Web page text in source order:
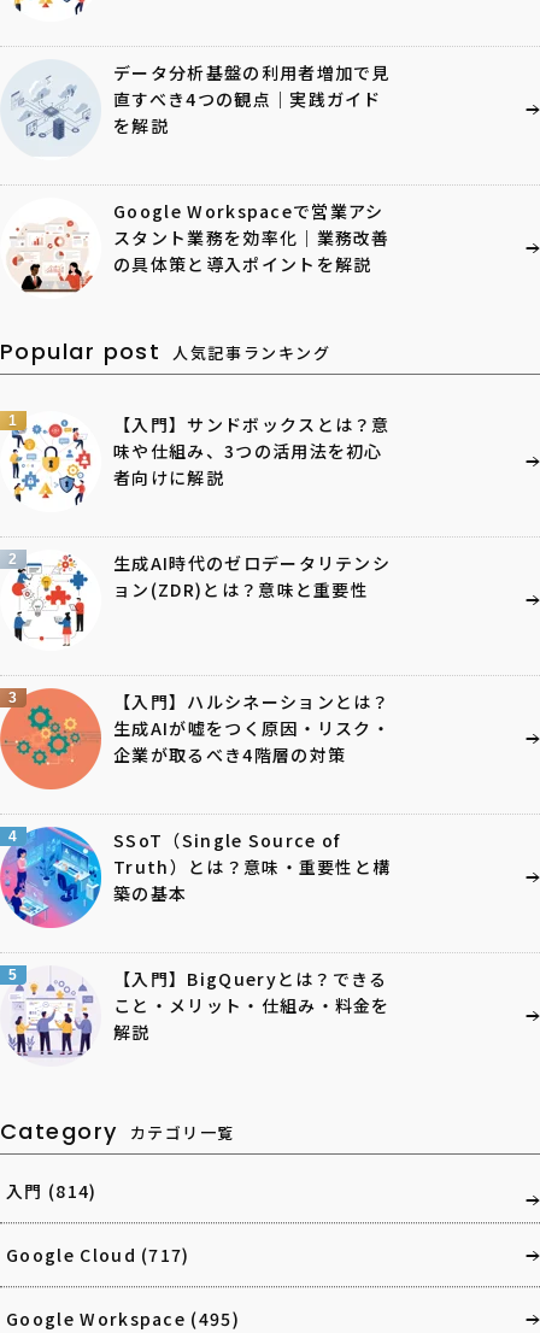
データ分析基盤の利用者増加で見
直すべき4つの観点｜実践ガイド
を解説
Google Workspaceで営業アシ
スタント業務を効率化｜業務改善
の具体策と導入ポイントを解説
Popular post 人気記事ランキング
1
【入門】サンドボックスとは？意
味や仕組み、3つの活用法を初心
者向けに解説
2
生成AI時代のゼロデータリテンシ
ョン(ZDR)とは？意味と重要性
3
【入門】ハルシネーションとは？
生成AIが嘘をつく原因・リスク・
企業が取るべき4階層の対策
4
SSoT（Single Source of
Truth）とは？意味・重要性と構
築の基本
5
【入門】BigQueryとは？できる
こと・メリット・仕組み・料金を
解説
Category カテゴリ一覧
入門 (814)
Google Cloud (717)
Google Workspace (495)